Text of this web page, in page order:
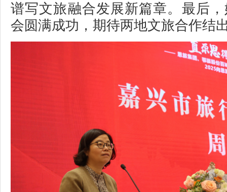
谱写文旅融合发展新篇章。最后
会圆满成功，期待两地文旅合作结